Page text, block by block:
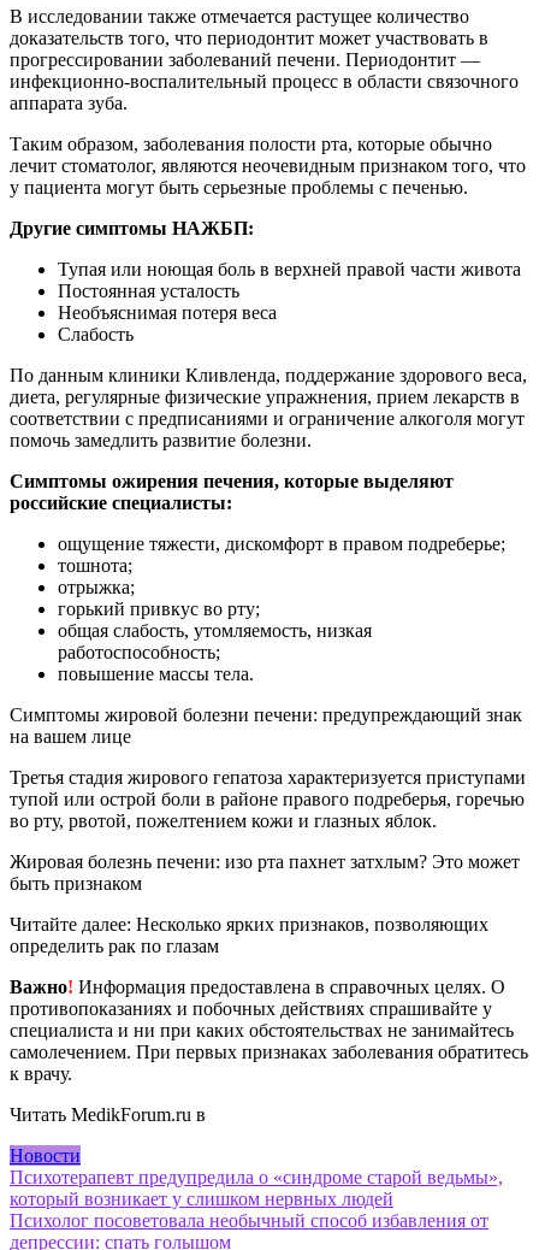
В исследовании также отмечается растущее количество
доказательств того, что периодонтит может участвовать в
прогрессировании заболеваний печени. Периодонтит —
инфекционно-воспалительный процесс в области связочного
аппарата зуба.
Таким образом, заболевания полости рта, которые обычно
лечит стоматолог, являются неочевидным признаком того, что
у пациента могут быть серьезные проблемы с печенью.
Другие симптомы НАЖБП:
Тупая или ноющая боль в верхней правой части живота
Постоянная усталость
Необъяснимая потеря веса
Слабость
По данным клиники Кливленда, поддержание здорового веса,
диета, регулярные физические упражнения, прием лекарств в
соответствии с предписаниями и ограничение алкоголя могут
помочь замедлить развитие болезни.
Симптомы ожирения печения, которые выделяют
российские специалисты:
ощущение тяжести, дискомфорт в правом подреберье;
тошнота;
отрыжка;
горький привкус во рту;
общая слабость, утомляемость, низкая
работоспособность;
повышение массы тела.
Симптомы жировой болезни печени: предупреждающий знак
на вашем лице
Третья стадия жирового гепатоза характеризуется приступами
тупой или острой боли в районе правого подреберья, горечью
во рту, рвотой, пожелтением кожи и глазных яблок.
Жировая болезнь печени: изо рта пахнет затхлым? Это может
быть признаком
Читайте далее: Несколько ярких признаков, позволяющих
определить рак по глазам
Важно! Информация предоставлена в справочных целях. О
противопоказаниях и побочных действиях спрашивайте у
специалиста и ни при каких обстоятельствах не занимайтесь
самолечением. При первых признаках заболевания обратитесь
к врачу.
Читать MedikForum.ru в
Новости
Навигация
по
Психотерапевт предупредила о «синдроме старой ведьмы»,
который возникает у слишком нервных людей
Психолог посоветовала необычный способ избавления от
депрессии: спать голышом